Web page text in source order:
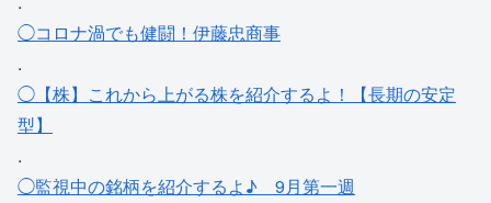
◯コロナ渦でも健闘！伊藤忠商事
.
◯【株】これから上がる株を紹介するよ！【長期の安定
型】
.
◯監視中の銘柄を紹介するよ♪ 9月第一週